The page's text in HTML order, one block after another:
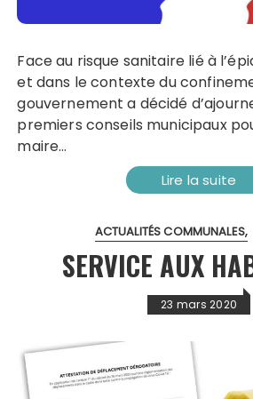
Face au risque sanitaire lié à l’épidémie de Codiv-19
et dans le contexte du
gouvernement a décidé
premiers conseils municipaux
maire…
Lire la suite
ACTUALITÉS COMMUNALES
SERVICE AUX
23 mars 2020